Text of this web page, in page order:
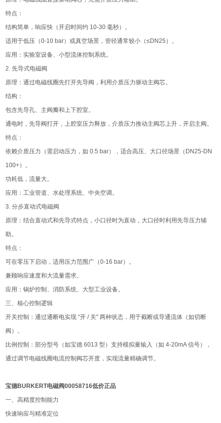
特点：
结构简单，响应快（开启时间约 10-30 毫秒）。
适用于低压（0-10 bar）或真空场景，管径通常较小（≤DN25）。
应用：实验室设备、小型流体控制系统。
2. 先导式电磁阀
原理：通过电磁线圈先打开先导阀，利用介质压力驱动主阀芯。
结构：
包含先导孔、主阀瓣和上下腔室。
通电时，先导阀打开，上腔室压力释放，介质压力推动主阀芯上升，开启主阀。
特点：
依赖介质压力（需启动压力，如 0.5 bar），适合高压、大口径场景（DN25-DN
100+）。
功耗低，流量大。
应用：工业管道、水处理系统、中央空调。
3. 分步直动式电磁阀
原理：结合直动式和先导式特点，小口径时为直动，大口径时利用先导压力辅
助。
特点：
可在零压下启动，适用压力范围广（0-16 bar）。
兼顾响应速度和大流量需求。
应用：锅炉控制、消防系统、大型工业设备。
三、核心控制逻辑
开关控制：通过通断电实现 “开 / 关" 两种状态，用于截断或导通流体（如切断
阀）。
比例控制：部分型号（如宝德 6013 型）支持模拟量输入（如 4-20mA 信号），
通过调节电磁线圈电流控制阀芯开度，实现流量精确调节。
宝德BURKERT电磁阀00058716低价正品
一、高精度控制能力
快速响应与精准定位